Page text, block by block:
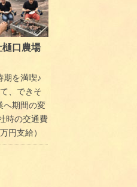
樋口農場
期を満喫♪
、できそ
へ期間の変
時の交通費
円支給）